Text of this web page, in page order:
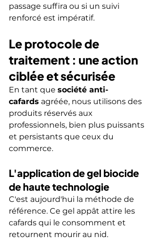
passage suffira ou si un suivi
renforcé est impératif.
Le protocole de
traitement : une action
ciblée et sécurisée
En tant que société anti-
cafards agréée, nous utilisons des
produits réservés aux
professionnels, bien plus puissants
et persistants que ceux du
commerce.
L'application de gel biocide
de haute technologie
C'est aujourd'hui la méthode de
référence. Ce gel appât attire les
cafards qui le consomment et
retournent mourir au nid.